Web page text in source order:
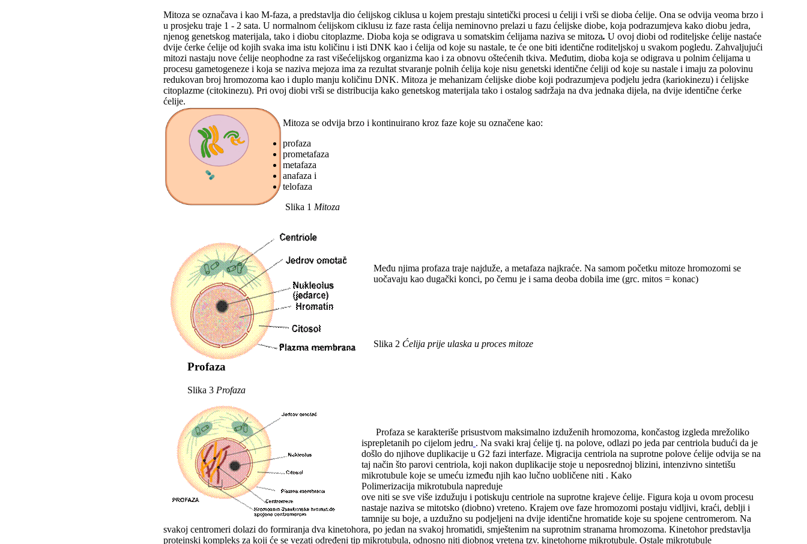
Mitoza se označava i kao M-faza, a predstavlja dio ćelijskog ciklusa u kojem prestaju sintetički procesi u ćeliji i vrši se dioba ćelije. Ona se odvija veoma brzo i
u prosjeku traje 1 - 2 sata. U normalnom ćelijskom ciklusu iz faze rasta ćelija neminovno prelazi u fazu ćelijske diobe, koja podrazumjeva kako diobu jedra,
njenog genetskog materijala, tako i diobu citoplazme. Dioba koja se odigrava u somatskim ćelijama naziva se mitoza. U ovoj diobi od roditeljske ćelije nastaće
dvije ćerke ćelije od kojih svaka ima istu količinu i isti DNK kao i ćelija od koje su nastale, te će one biti identične roditeljskoj u svakom pogledu. Zahvaljujući
mitozi nastaju nove ćelije neophodne za rast višećelijskog organizma kao i za obnovu oštećenih tkiva. Međutim, dioba koja se odigrava u polnim ćelijama u
procesu gametogeneze i koja se naziva mejoza ima za rezultat stvaranje polnih ćelija koje nisu genetski identične ćeliji od koje su nastale i imaju za polovinu
redukovan broj hromozoma kao i duplo manju količinu DNK. Mitoza je mehanizam ćelijske diobe koji podrazumjeva podjelu jedra (kariokinezu) i ćelijske
citoplazme (citokinezu). Pri ovoj diobi vrši se distribucija kako genetskog materijala tako i ostalog sadržaja na dva jednaka dijela, na dvije identične ćerke
ćelije.
Mitoza se odvija brzo i kontinuirano kroz faze koje su označene kao:
profaza
prometafaza
metafaza
anafaza i
telofaza
Slika 1 Mitoza
Među njima profaza traje najduže, a metafaza najkraće. Na samom početku mitoze hromozomi se
uočavaju kao dugački konci, po čemu je i sama deoba dobila ime (grc. mitos = konac)
Slika 2 Ćelija prije ulaska u proces mitoze
Profaza
Slika 3 Profaza
Profaza se karakteriše prisustvom maksimalno izduženih hromozoma, končastog izgleda mrežoliko
isprepletanih po cijelom jedru . Na svaki kraj ćelije tj. na polove, odlazi po jeda par centriola budući da je
došlo do njihove duplikacije u G2 fazi interfaze. Migracija centriola na suprotne polove ćelije odvija se na
taj način što parovi centriola, koji nakon duplikacije stoje u neposrednoj blizini, intenzivno sintetišu
mikrotubule koje se umeću između njih kao lučno uobličene niti . Kako
Polimerizacija mikrotubula napreduje
ove niti se sve više izdužuju i potiskuju centriole na suprotne krajeve ćelije. Figura koja u ovom procesu
nastaje naziva se mitotsko (diobno) vreteno. Krajem ove faze hromozomi postaju vidljivi, kraći, deblji i
tamnije su boje, a uzdužno su podjeljeni na dvije identične hromatide koje su spojene centromerom. Na
svakoj centromeri dolazi do formiranja dva kinetohora, po jedan na svakoj hromatidi, smještenim na suprotnim stranama hromozoma. Kinetohor predstavlja
proteinski kompleks za koji će se vezati određeni tip mikrotubula, odnosno niti diobnog vretena tzv. kinetohorne mikrotubule. Ostale mikrotubule